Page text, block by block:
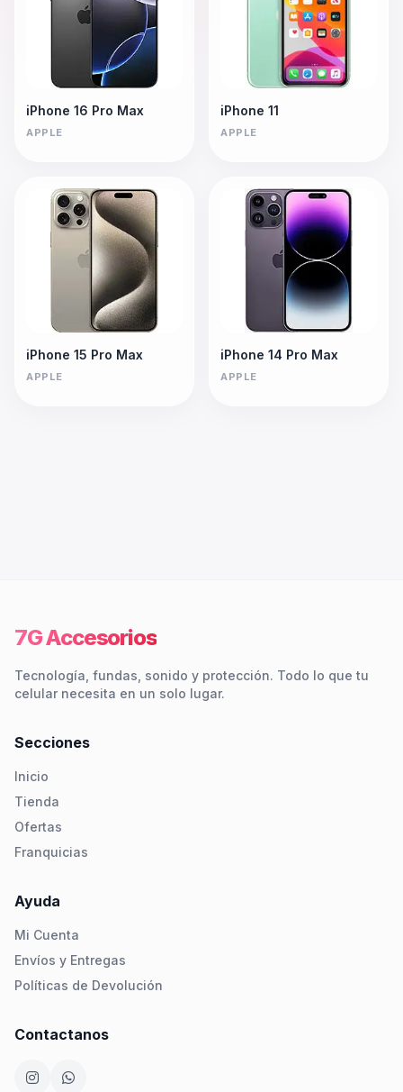
iPhone 16 Pro Max
APPLE
iPhone 11
APPLE
iPhone 15 Pro Max
APPLE
iPhone 14 Pro Max
APPLE
7G Accesorios
Tecnología, fundas, sonido y protección. Todo lo que tu
celular necesita en un solo lugar.
Secciones
Inicio
Tienda
Ofertas
Franquicias
Ayuda
Mi Cuenta
Envíos y Entregas
Políticas de Devolución
Contactanos